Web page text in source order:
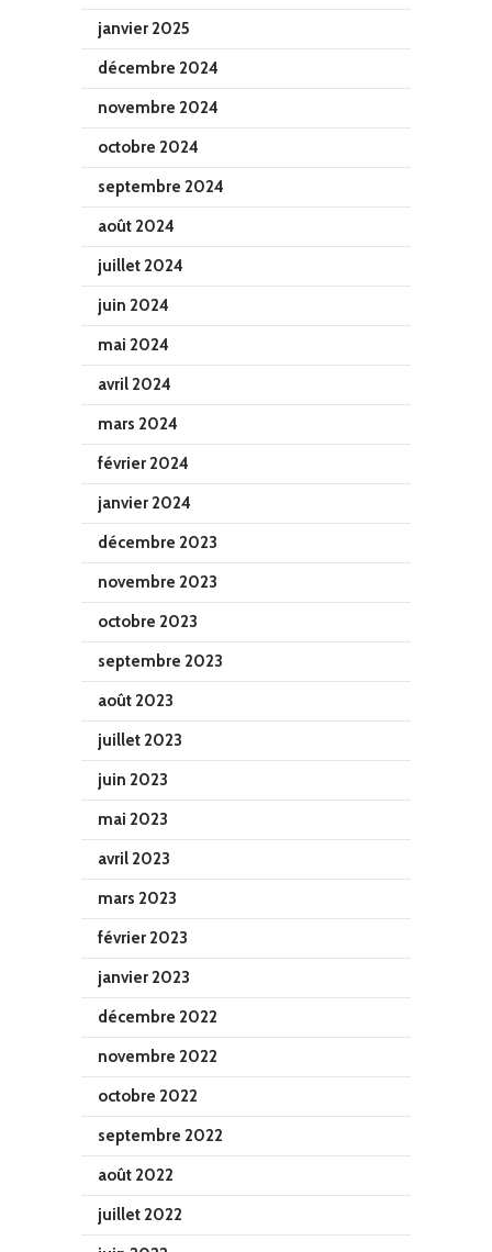
janvier 2025
décembre 2024
novembre 2024
octobre 2024
septembre 2024
août 2024
juillet 2024
juin 2024
mai 2024
avril 2024
mars 2024
février 2024
janvier 2024
décembre 2023
novembre 2023
octobre 2023
septembre 2023
août 2023
juillet 2023
juin 2023
mai 2023
avril 2023
mars 2023
février 2023
janvier 2023
décembre 2022
novembre 2022
octobre 2022
septembre 2022
août 2022
juillet 2022